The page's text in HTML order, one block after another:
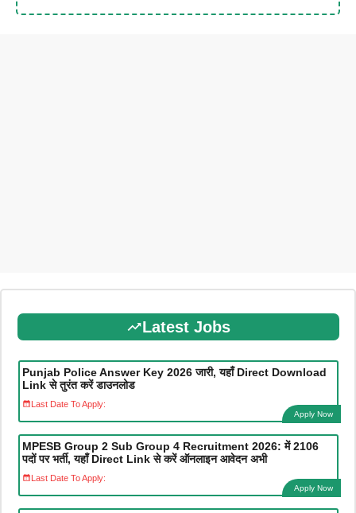
Latest Jobs
Punjab Police Answer Key 2026 जारी, यहाँ Direct Download
Link से तुरंत करें डाउनलोड
Last Date To Apply:
Apply Now
MPESB Group 2 Sub Group 4 Recruitment 2026: में 2106
पदों पर भर्ती, यहाँ Direct Link से करें ऑनलाइन आवेदन अभी
Last Date To Apply:
Apply Now